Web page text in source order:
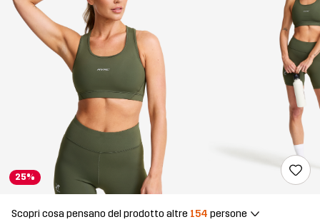
25%
Scopri cosa pensano del prodotto altre 154 persone